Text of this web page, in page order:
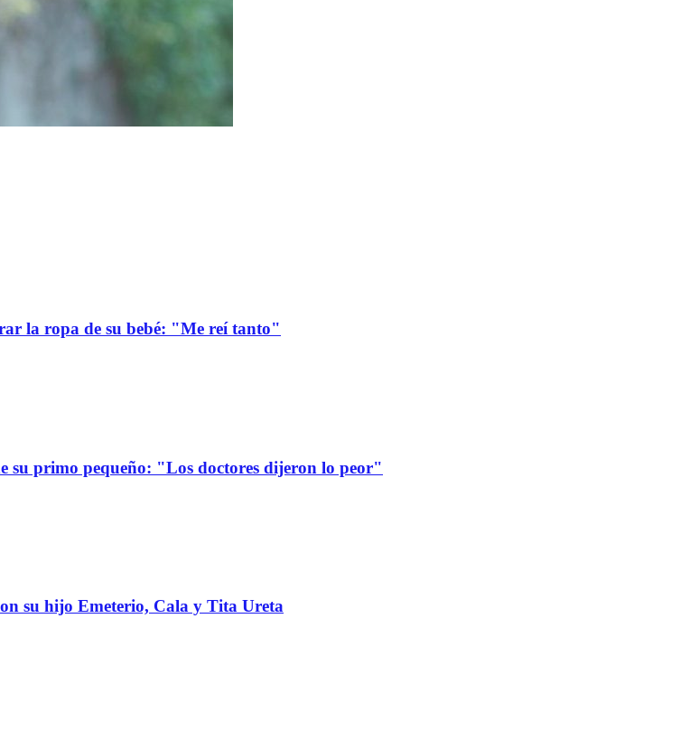
la ropa de su bebé: "Me reí tanto"
su primo pequeño: "Los doctores dijeron lo peor"
su hijo Emeterio, Cala y Tita Ureta